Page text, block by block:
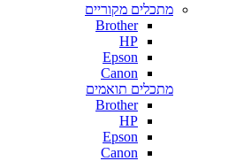
מתכלים מקוריים
Brother
HP
Epson
Canon
מתכלים תואמים
Brother
HP
Epson
Canon